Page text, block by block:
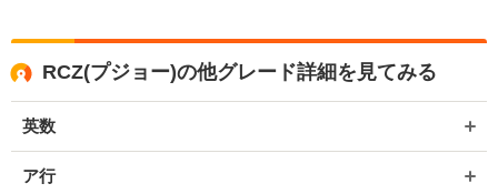
す。 今後とも宜しくお願いいたします。
RCZ(プジョー)の他グレード詳細を見てみる
英数
ア行